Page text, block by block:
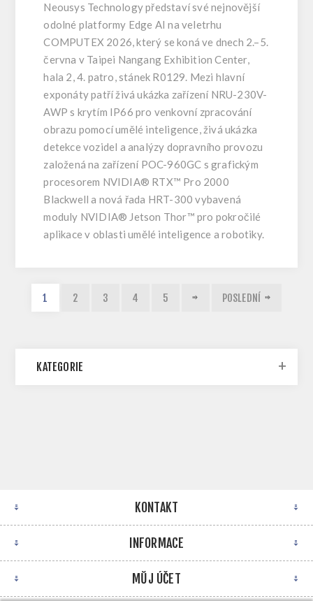
Neousys Technology představí své nejnovější
odolné platformy Edge AI na veletrhu
COMPUTEX 2026, který se koná ve dnech 2.–5.
června v Taipei Nangang Exhibition Center,
hala 2, 4. patro, stánek R0129. Mezi hlavní
exponáty patří živá ukázka zařízení NRU-230V-
AWP s krytím IP66 pro venkovní zpracování
obrazu pomocí umělé inteligence, živá ukázka
detekce vozidel a analýzy dopravního provozu
založená na zařízení POC-960GC s grafickým
procesorem NVIDIA® RTX™ Pro 2000
Blackwell a nová řada HRT-300 vybavená
moduly NVIDIA® Jetson Thor™ pro pokročilé
aplikace v oblasti umělé inteligence a robotiky.
1 2 3 4 5 POSLEDNÍ
KATEGORIE
KONTAKT
INFORMACE
MŮJ ÚČET